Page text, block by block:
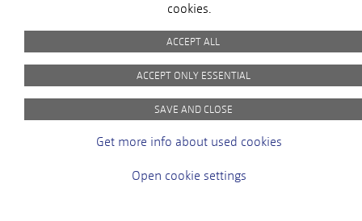
Customer Satisfaction
At MICROSENS, the satisfaction of our
customers is our top priority. You will help
Imprint Privacy Policy Picture Credits GTC
cookies.
ACCEPT ALL
ACCEPT ONLY ESSENTIAL
SAVE AND CLOSE
Get more info about used cookies
Open cookie settings